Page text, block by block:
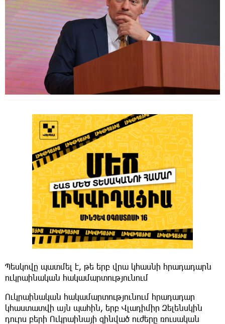
Պեսկովը պատմել է, թե երբ վրա կհասնի հրադադարն
ուկրաինական հակամարտությունում
Ուկրաինական հակամարտությունում հրադադար
կհաստատվի այն պահին, երբ Վլադիմիր Զելենսկին
դուրս բերի Ուկրաինայի զինված ուժերը ռուսական